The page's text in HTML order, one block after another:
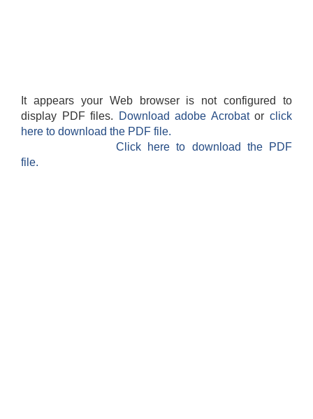
It appears your Web browser is not configured to
display PDF files.
Download adobe Acrobatorclick
here to download the PDF file.
Click here to download the PDF
file.